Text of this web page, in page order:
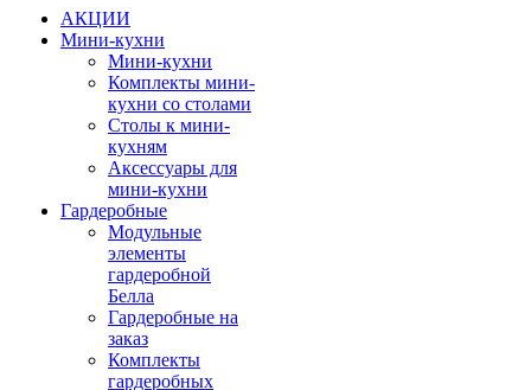
АКЦИИ
Мини-кухни
Мини-кухни
Комплекты мини-
кухни со столами
Столы к мини-
кухням
Аксессуары для
мини-кухни
Гардеробные
Модульные
элементы
гардеробной
Белла
Гардеробные на
заказ
Комплекты
гардеробных